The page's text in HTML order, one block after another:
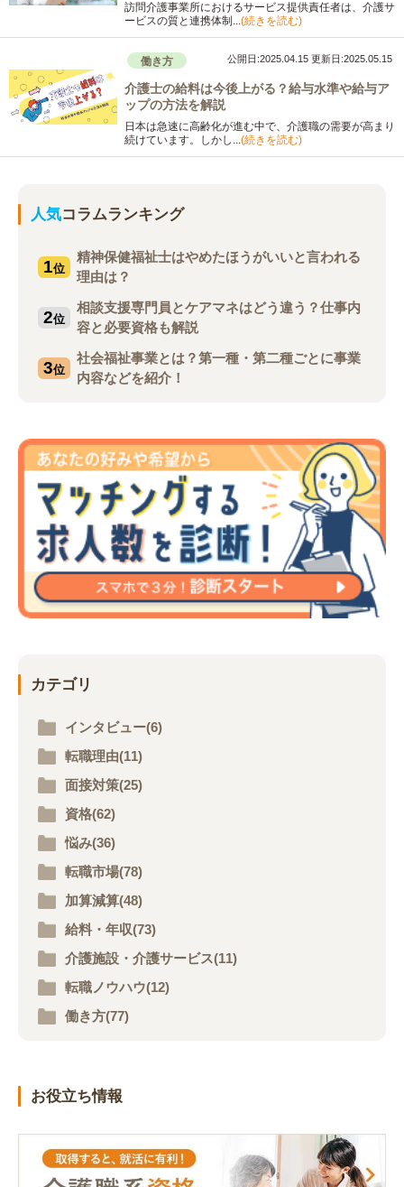
訪問介護事業所におけるサービス提供責任者は、介護サ
ービスの質と連携体制...(続きを読む)
働き方 公開日:2025.04.15 更新日:2025.05.15
介護士の給料は今後上がる？給与水準や給与ア
ップの方法を解説
日本は急速に高齢化が進む中で、介護職の需要が高まり
続けています。しかし...(続きを読む)
人気コラムランキング
1位
精神保健福祉士はやめたほうがいいと言われる
理由は？
2位
相談支援専門員とケアマネはどう違う？仕事内
容と必要資格も解説
3位
社会福祉事業とは？第一種・第二種ごとに事業
内容などを紹介！
カテゴリ
インタビュー(6)
転職理由(11)
面接対策(25)
資格(62)
悩み(36)
転職市場(78)
加算減算(48)
給料・年収(73)
介護施設・介護サービス(11)
転職ノウハウ(12)
働き方(77)
お役立ち情報